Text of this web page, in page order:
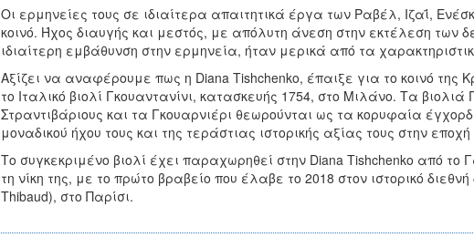
Οι ερμηνείες τους σε ιδιαίτερα απαιτητικά έργα των Ραβέλ, Ιζαΐ,
κοινό. Ήχος διαυγής και μεστός, με απόλυτη άνεση στην εκτέλεση των
ιδιαίτερη εμβάθυνση στην ερμηνεία, ήταν μερικά από τα
Αξίζει να αναφέρουμε πως η Diana Tishchenko, έπαιξε για το κοινό
το Ιταλικό βιολί Γκουαντανίνι, κατασκευής 1754, στο Μιλάνο. Τα βιολιά
Στραντιβάριους και τα Γκουαρνιέρι θεωρούνται ως τα κορυφαία
μοναδικού ήχου τους και της τεράστιας ιστορικής αξίας τους στην
Το συγκεκριμένο βιολί έχει παραχωρηθεί στην Diana Tishchenko από το
τη νίκη της, με το πρώτο βραβείο που έλαβε το 2018 στον ιστορικό
Thibaud), στο Παρίσι.